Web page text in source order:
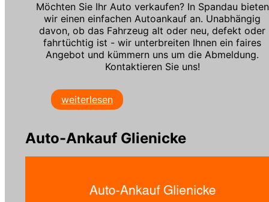
Möchten Sie Ihr Auto verkaufen? In Spandau bieten
wir einen einfachen Autoankauf an. Unabhängig
davon, ob das Fahrzeug alt oder neu, defekt oder
fahrtüchtig ist - wir unterbreiten Ihnen ein faires
Angebot und kümmern uns um die Abmeldung.
Kontaktieren Sie uns!
weiterlesen
Auto-Ankauf Glienicke